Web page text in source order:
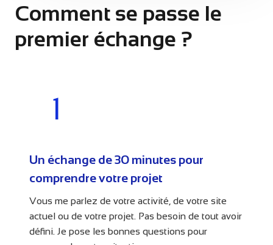
s
a
e
Comment se passe le
premier échange ?
1
Un échange de 30 minutes pour
comprendre votre projet
Vous me parlez de votre activité, de votre site
actuel ou de votre projet. Pas besoin de tout avoir
défini. Je pose les bonnes questions pour